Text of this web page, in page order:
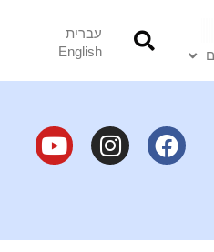
עברית
English